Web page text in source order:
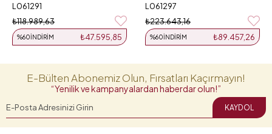
L061291
₺47.595,85
%60İNDIRIM
₺118.989,63
L061297
₺89.457,26
%60İNDIRIM
₺223.643,16
E-Bülten Abonemiz Olun, Fırsatları Kaçırmayın!
“Yenilik ve kampanyalardan haberdar olun!”
KAYDOL